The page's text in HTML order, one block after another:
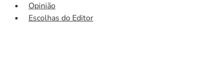
Opinião
Escolhas do Editor